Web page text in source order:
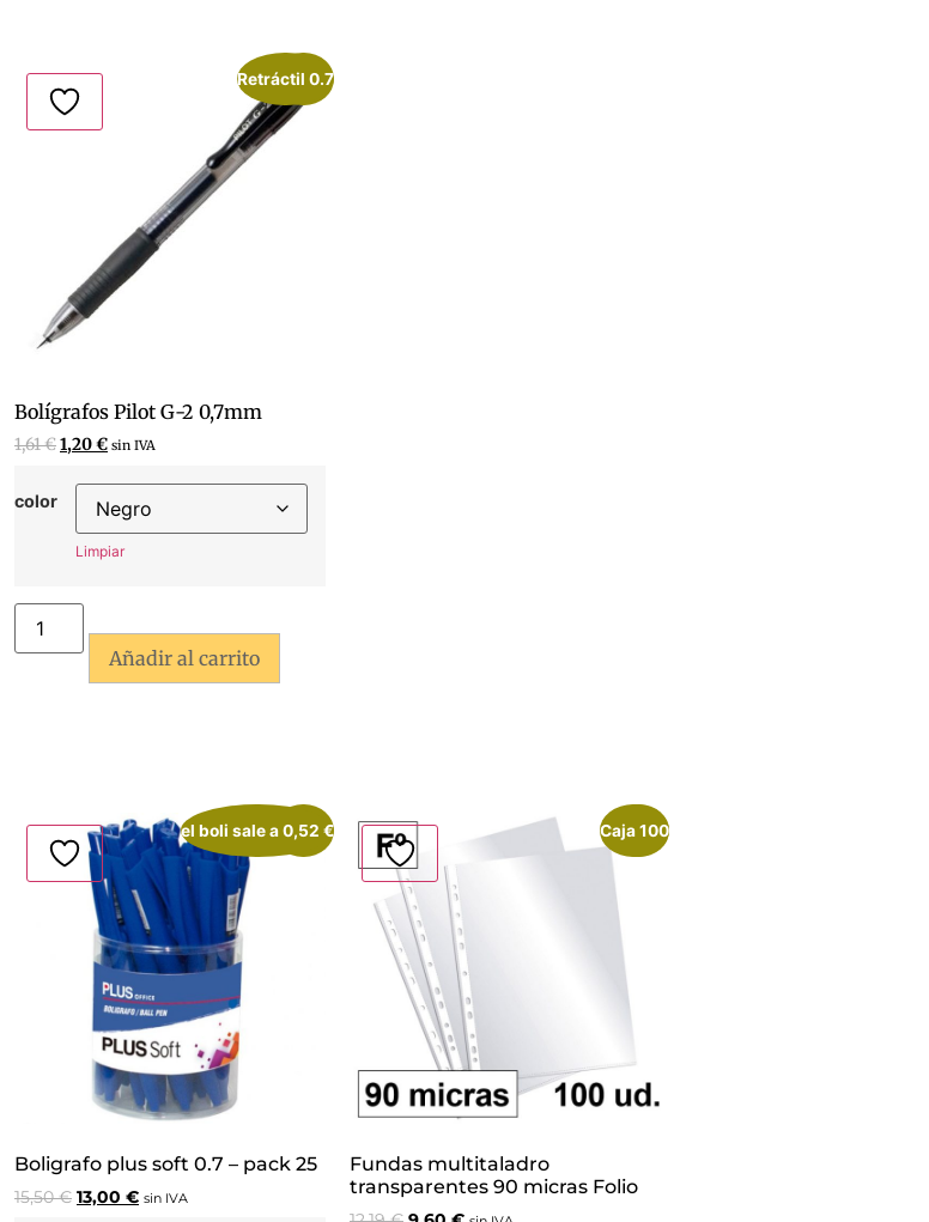
¡Oferta!
Retráctil 0.7
Bolígrafos Pilot G-2 0,7mm
1,61€1,20€ sin IVA
color
Limpiar
Añadir al carrito
¡Oferta!
el boli sale a 0,52 €
Boligrafo plus soft 0.7 – pack 25
15,50€ 13,00 € sin IVA
¡Oferta!
Caja 100
Fundas multitaladro
transparentes 90 micras Folio